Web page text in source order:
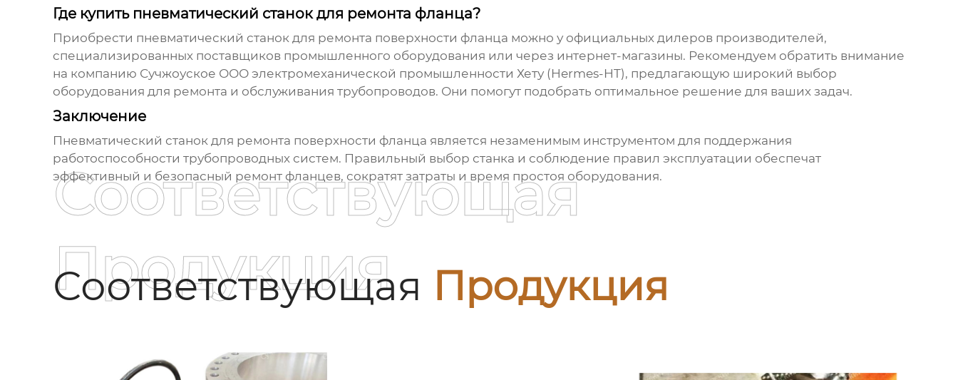
Где купить пневматический станок для ремонта фланца?
Приобрести пневматический станок для ремонта поверхности фланца можно у официальных дилеров производителей,
специализированных поставщиков промышленного оборудования или через интернет-магазины. Рекомендуем обратить внимание
на компанию Сучжоуское ООО электромеханической промышленности Хету(Hermes-HT), предлагающую широкий выбор
оборудования для ремонта и обслуживания трубопроводов. Они помогут подобрать оптимальное решение для ваших задач.
Заключение
Пневматический станок для ремонта поверхности фланца является незаменимым инструментом для поддержания
работоспособности трубопроводных систем. Правильный выбор станка и соблюдение правил эксплуатации обеспечат
эффективный и безопасный ремонт фланцев, сократят затраты и время простоя оборудования.
Соответствующая Продукция
Соответствующая
Продукция